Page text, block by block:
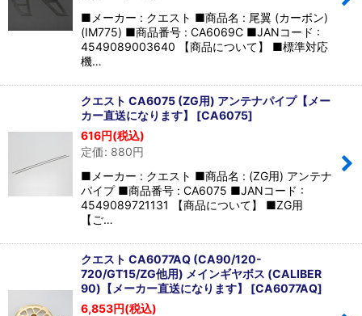
■メーカー : クエスト ■商品名 : 尾翼 (カーボン)
(IM775) ■商品番号 : CA6069C ■JANコード :
4549089003640 【商品について】 ■標準対応
機…
クエスト CA6075 (ZG用) アンテナパイプ【メー
カー直送になります】 [CA6075]
616円(税込)
定価: 880円
■メーカー : クエスト ■商品名 : (ZG用) アンテナ
パイプ ■商品番号 : CA6075 ■JANコード :
4549089721131 【商品について】 ■ZG用
【ご…
クエスト CA6077AQ (CA90/120-
720/GT15/ZG他用) メインギヤボス (CALIBER
90)【メーカー直送になります】 [CA6077AQ]
6,853円(税込)